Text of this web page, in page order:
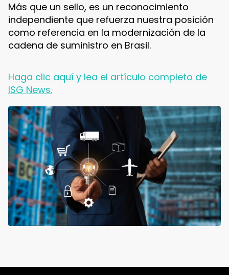
Más que un sello, es un reconocimiento
independiente que refuerza nuestra posición
como referencia en la modernización de la
cadena de suministro en Brasil.
Haga clic aquí y lea el artículo completo de
ISG News.